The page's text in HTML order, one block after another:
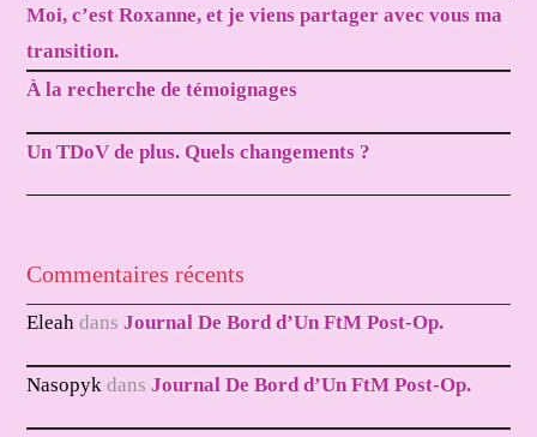
Moi, c’est Roxanne, et je viens partager avec vous ma
transition.
À la recherche de témoignages
Un TDoV de plus. Quels changements ?
Commentaires récents
Eleah dansJournal De Bord d’Un FtM Post-Op.
Nasopyk dansJournal De Bord d’Un FtM Post-Op.